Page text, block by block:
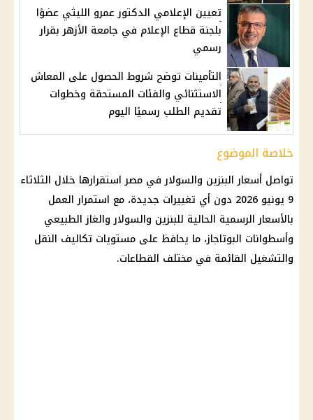
تعيين الإعلامي الدكتور عمرو الليثي عضوًا
بلجنة قطاع الإعلام في جامعة الأزهر بقرار
رسمي
التأمينات توضح شروط الحصول على المعاش
الاستثنائي والفئات المستحقة وخطوات
تقديم الطلب رسميًا اليوم
خلاصة الموضوع
تواصل أسعار البنزين والسولار في مصر استقرارها خلال الثلاثاء
9 يونيو 2026 دون أي تغييرات جديدة، مع استمرار العمل
بالأسعار الرسمية الحالية للبنزين والسولار والغاز الطبيعي
وأسطوانات البوتاجاز، ما يحافظ على مستويات تكاليف النقل
والتشغيل القائمة في مختلف القطاعات.